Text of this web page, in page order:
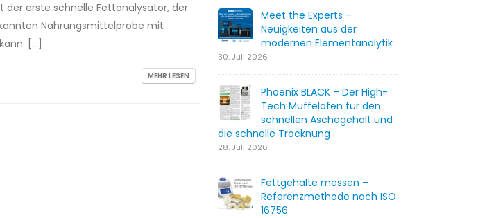
Meet the Experts –
Neuigkeiten aus der
modernen Elementanalytik
30. Juli 2026
Phoenix BLACK – Der High-
Tech Muffelofen für den
schnellen Aschegehalt und
die schnelle Trocknung
28. Juli 2026
Fettgehalte messen –
Referenzmethode nach ISO
16756
der erste schnelle Fettanalysator, der
Nahrungsmittelprobe mit
[…]
MEHR LESEN